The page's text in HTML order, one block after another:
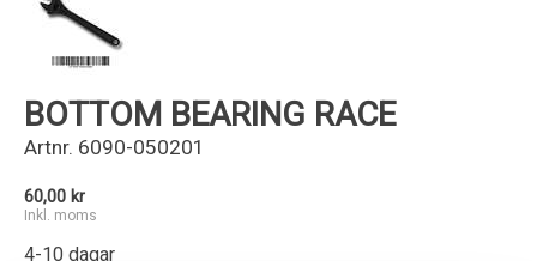
BOTTOM BEARING RACE
Artnr. 6090-050201
60,00 kr
Inkl. moms
4-10 dagar